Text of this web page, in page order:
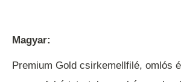
Magyar:
Premium Gold csirkemellfilé, omlós